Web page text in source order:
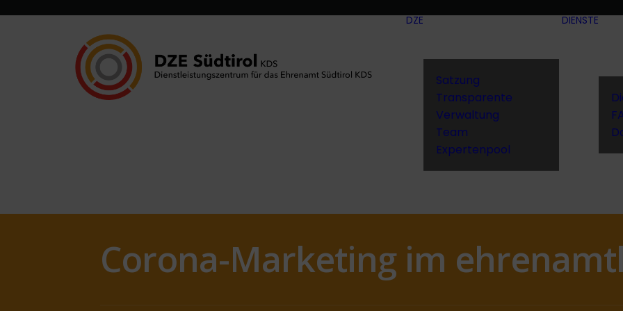
DZE
Satzung
Transparente
Verwaltung
Team
Expertenpool
DIENSTE
Corona-Marketing im